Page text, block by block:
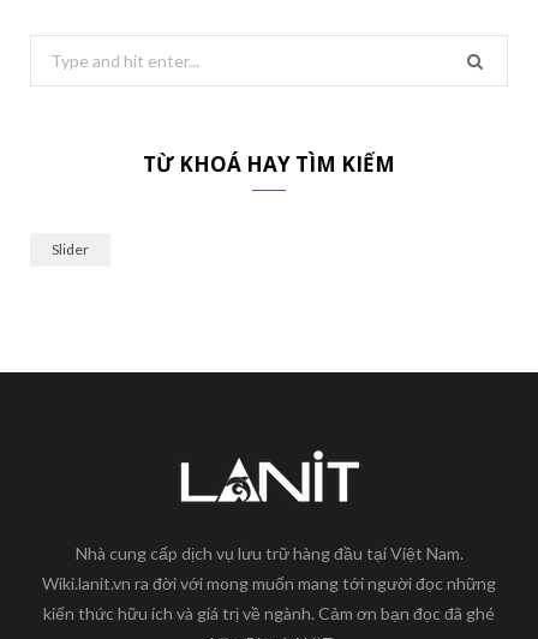
TỪ KHOÁ HAY TÌM KIẾM
Slider
Nhà cung cấp dịch vụ lưu trữ hàng đầu tại Việt Nam.
Wiki.lanit.vn ra đời với mong muốn mang tới người đọc những
kiến thức hữu ích và giá trị về ngành. Cảm ơn bạn đọc đã ghé